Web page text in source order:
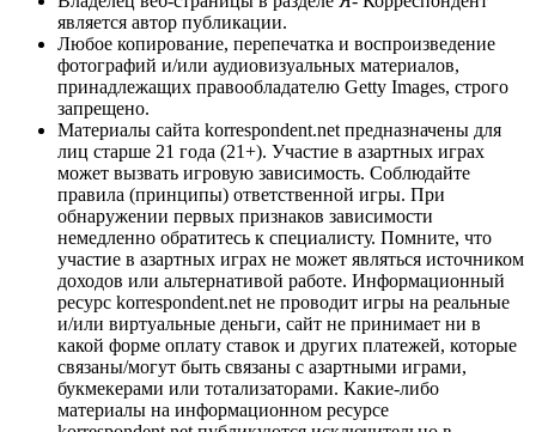
является автор публикации.
Любое копирование, перепечатка и воспроизведение
фотографий и/или аудиовизуальных материалов,
принадлежащих правообладателю Getty Images, строго
запрещено.
Материалы сайта korrespondent.net предназначены для
лиц старше 21 года (21+). Участие в азартных играх
может вызвать игровую зависимость. Соблюдайте
правила (принципы) ответственной игры. При
обнаружении первых признаков зависимости
немедленно обратитесь к специалисту. Помните, что
участие в азартных играх не может являться источником
доходов или альтернативой работе. Информационный
ресурс korrespondent.net не проводит игры на реальные
и/или виртуальные деньги, сайт не принимает ни в
какой форме оплату ставок и других платежей, которые
связаны/могут быть связаны с азартными играми,
букмекерами или тотализаторами. Какие-либо
материалы на информационном ресурсе